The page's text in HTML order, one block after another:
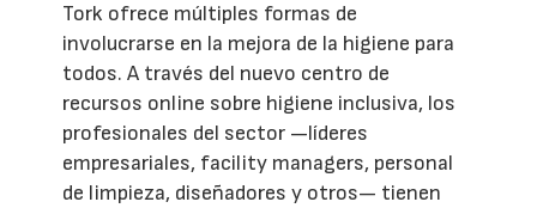
Tork ofrece múltiples formas de
involucrarse en la mejora de la higiene para
todos. A través del nuevo centro de
recursos online sobre higiene inclusiva, los
profesionales del sector —líderes
empresariales, facility managers, personal
de limpieza, diseñadores y otros— tienen